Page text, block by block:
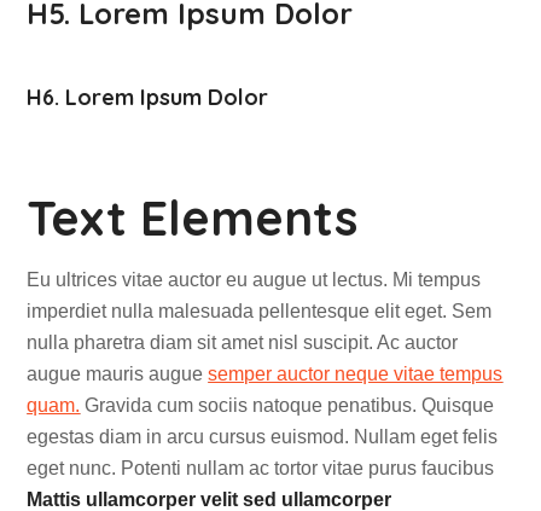
H5. Lorem Ipsum Dolor
H6. Lorem Ipsum Dolor
Text Elements
Eu ultrices vitae auctor eu augue ut lectus. Mi tempus
imperdiet nulla malesuada pellentesque elit eget. Sem
nulla pharetra diam sit amet nisl suscipit. Ac auctor
augue mauris auguesemper auctor neque vitae tempus
quam. Gravida cum sociis natoque penatibus. Quisque
egestas diam in arcu cursus euismod. Nullam eget felis
eget nunc. Potenti nullam ac tortor vitae purus faucibus
Mattis ullamcorper velit sed ullamcorper